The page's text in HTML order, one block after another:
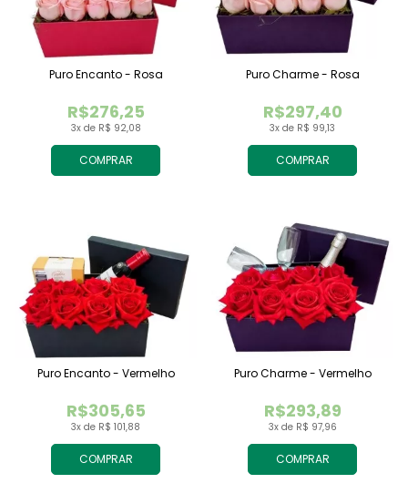
COMPRAR
3x de R$ 92,08
R$276,25
Puro Encanto - Rosa
COMPRAR
3x de R$ 99,13
R$297,40
Puro Charme - Rosa
COMPRAR
3x de R$ 101,88
R$305,65
Puro Encanto - Vermelho
COMPRAR
3x de R$ 97,96
R$293,89
Puro Charme - Vermelho